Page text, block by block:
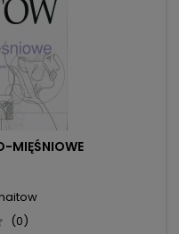
MIĘŚNIOWE
(0)